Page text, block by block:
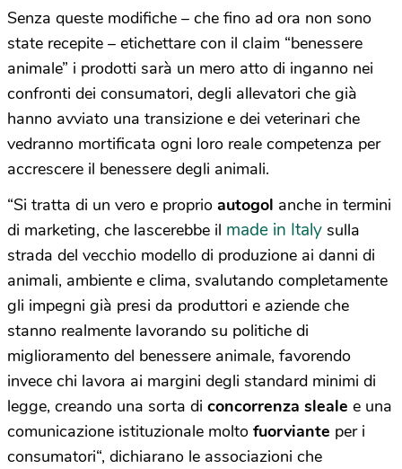
Senza queste modifiche – che fino ad ora non sono
state recepite – etichettare con il claim “benessere
animale” i prodotti sarà un mero atto di inganno nei
confronti dei consumatori, degli allevatori che già
hanno avviato una transizione e dei veterinari che
vedranno mortificata ogni loro reale competenza per
accrescere il benessere degli animali.
“Si tratta di un vero e proprio autogol anche in termini
di marketing, che lascerebbe il made in Italy sulla
strada del vecchio modello di produzione ai danni di
animali, ambiente e clima, svalutando completamente
gli impegni già presi da produttori e aziende che
stanno realmente lavorando su politiche di
miglioramento del benessere animale, favorendo
invece chi lavora ai margini degli standard minimi di
legge, creando una sorta di concorrenza sleale e una
comunicazione istituzionale molto fuorviante per i
consumatori“, dichiarano le associazioni che